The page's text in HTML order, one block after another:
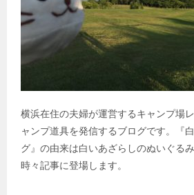
横浜在住の夫婦が運営するキャンプ場
ャンプ道具を発信するブログです。『
グ』の由来は白いあざらしのぬいぐる
時々記事に登場します。